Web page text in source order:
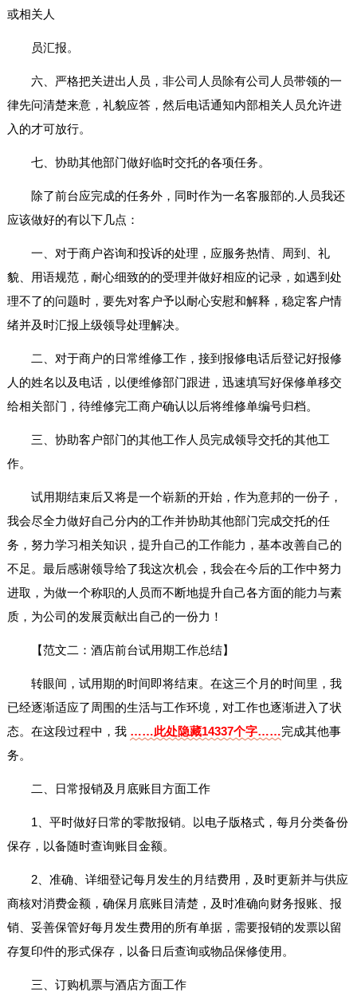
或相关人
员汇报。
六、严格把关进出人员，非公司人员除有公司人员带领的一
律先问清楚来意，礼貌应答，然后电话通知内部相关人员允许进
入的才可放行。
七、协助其他部门做好临时交托的各项任务。
除了前台应完成的任务外，同时作为一名客服部的.人员我还
应该做好的有以下几点：
一、对于商户咨询和投诉的处理，应服务热情、周到、礼
貌、用语规范，耐心细致的的受理并做好相应的记录，如遇到处
理不了的问题时，要先对客户予以耐心安慰和解释，稳定客户情
绪并及时汇报上级领导处理解决。
二、对于商户的日常维修工作，接到报修电话后登记好报修
人的姓名以及电话，以便维修部门跟进，迅速填写好保修单移交
给相关部门，待维修完工商户确认以后将维修单编号归档。
三、协助客户部门的其他工作人员完成领导交托的其他工
作。
试用期结束后又将是一个崭新的开始，作为意邦的一份子，
我会尽全力做好自己分内的工作并协助其他部门完成交托的任
务，努力学习相关知识，提升自己的工作能力，基本改善自己的
不足。最后感谢领导给了我这次机会，我会在今后的工作中努力
进取，为做一个称职的人员而不断地提升自己各方面的能力与素
质，为公司的发展贡献出自己的一份力！
【范文二：酒店前台试用期工作总结】
转眼间，试用期的时间即将结束。在这三个月的时间里，我
已经逐渐适应了周围的生活与工作环境，对工作也逐渐进入了状
态。在这段过程中，我 ……此处隐藏14337个字……完成其他事
务。
二、日常报销及月底账目方面工作
1、平时做好日常的零散报销。以电子版格式，每月分类备份
保存，以备随时查询账目金额。
2、准确、详细登记每月发生的月结费用，及时更新并与供应
商核对消费金额，确保月底账目清楚，及时准确向财务报账、报
销、妥善保管好每月发生费用的所有单据，需要报销的发票以留
存复印件的形式保存，以备日后查询或物品保修使用。
三、订购机票与酒店方面工作